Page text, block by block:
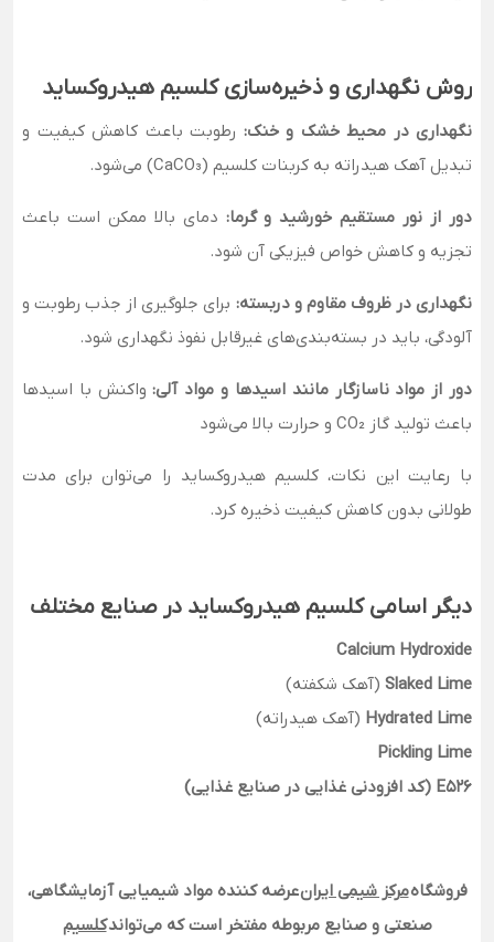
روش نگهداری و ذخیره‌سازی کلسیم هیدروکساید
نگهداری در محیط خشک و خنک: رطوبت باعث کاهش کیفیت و
تبدیل آهک هیدراته به کربنات کلسیم (CaCO₃) می‌شود.
دور از نور مستقیم خورشید و گرما: دمای بالا ممکن است باعث
تجزیه و کاهش خواص فیزیکی آن شود.
نگهداری در ظروف مقاوم و دربسته: برای جلوگیری از جذب رطوبت و
آلودگی، باید در بسته‌بندی‌های غیرقابل نفوذ نگهداری شود.
دور از مواد ناسازگار مانند اسیدها و مواد آلی:واکنش با اسیدها
باعث تولید گاز CO₂ و حرارت بالا می‌شود
با رعایت این نکات، کلسیم هیدروکساید را می‌توان برای مدت
طولانی بدون کاهش کیفیت ذخیره کرد.
دیگر اسامی کلسیم هیدروکساید در صنایع مختلف
Calcium Hydroxide
Slaked Lime (آهک شکفته)
Hydrated Lime (آهک هیدراته)
Pickling Lime
E526 (کد افزودنی غذایی در صنایع غذایی)
فروشگاهمرکز شیمی ایرانعرضه کننده مواد شیمیایی آزمایشگاهی،
صنعتی و صنایع مربوطه مفتخر است که می‌تواندکلسیم